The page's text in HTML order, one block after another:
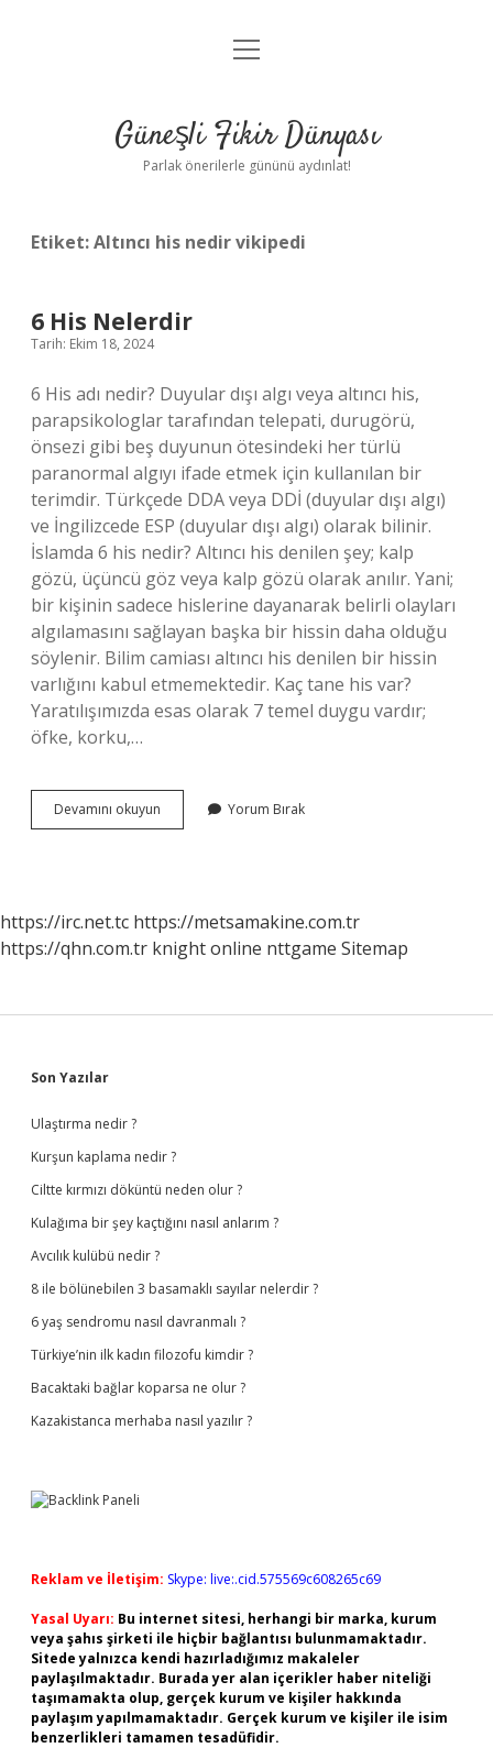
Anasayfa
Yasal Uyarı
menüyü
Güneşli Fikir Dünyası
Parlak önerilerle gününü aydınlat!
Etiket:Altıncı his nedir vikipedi
6 His Nelerdir
Tarih: Ekim 18, 2024
6 His adı nedir? Duyular dışı algı veya altıncı his,
parapsikologlar tarafından telepati, durugörü,
önsezi gibi beş duyunun ötesindeki her türlü
paranormal algıyı ifade etmek için kullanılan bir
terimdir. Türkçede DDA veya DDİ (duyular dışı algı)
ve İngilizcede ESP (duyular dışı algı) olarak bilinir.
İslamda 6 his nedir? Altıncı his denilen şey; kalp
gözü, üçüncü göz veya kalp gözü olarak anılır. Yani;
bir kişinin sadece hislerine dayanarak belirli olayları
algılamasını sağlayan başka bir hissin daha olduğu
söylenir. Bilim camiası altıncı his denilen bir hissin
varlığını kabul etmemektedir. Kaç tane his var?
Yaratılışımızda esas olarak 7 temel duygu vardır;
öfke, korku,…
Devamını okuyun
His
Yorum Bırak
https://irc.net.tc https://metsamakine.com.tr
https://qhn.com.tr knight online nttgame Sitemap
Sidebar
Son Yazılar
Ulaştırma nedir ?
Kurşun kaplama nedir ?
Ciltte kırmızı döküntü neden olur ?
Kulağıma bir şey kaçtığını nasıl anlarım ?
Avcılık kulübü nedir ?
8 ile bölünebilen 3 basamaklı sayılar nelerdir ?
6 yaş sendromu nasıl davranmalı ?
Türkiye’nin ilk kadın filozofu kimdir ?
Bacaktaki bağlar koparsa ne olur ?
Kazakistanca merhaba nasıl yazılır ?
Reklam ve İletişim: Skype: live:.cid.575569c608265c69
Yasal Uyarı: Bu internet sitesi, herhangi bir marka, kurum
veya şahıs şirketi ile hiçbir bağlantısı bulunmamaktadır.
Sitede yalnızca kendi hazırladığımız makaleler
paylaşılmaktadır. Burada yer alan içerikler haber niteliği
taşımamakta olup, gerçek kurum ve kişiler hakkında
paylaşım yapılmamaktadır. Gerçek kurum ve kişiler ile isim
benzerlikleri tamamen tesadüfidir.